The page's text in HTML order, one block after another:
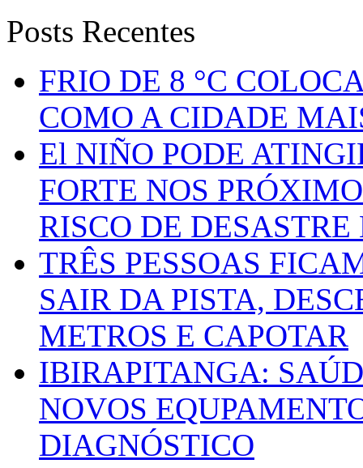
Posts Recentes
FRIO DE 8 °C
COMO A CIDADE
El NIÑO PODE
FORTE NOS
RISCO DE
TRÊS PESSOAS
SAIR DA PISTA,
METROS E CAPOTAR
IBIRAPITANGA:
NOVOS
DIAGNÓSTICO